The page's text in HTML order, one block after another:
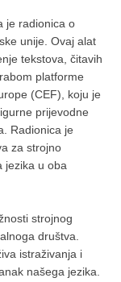
je radionica o
unije. Ovaj alat
tekstova, čitavih
platforme
(CEF), koju je
prijevodne
Radionica je
za strojno
jezika u oba
strojnog
društva.
istraživanja i
našega jezika.